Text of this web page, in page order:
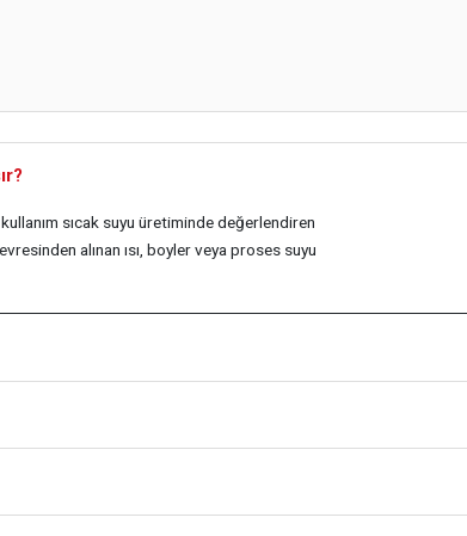
sıcak suyu üretiminde değerlendiren
alınan ısı, boyler veya proses suyu